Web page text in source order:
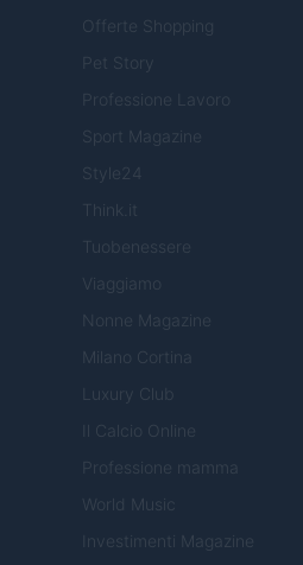
Offerte Shopping
Pet Story
Professione Lavoro
Sport Magazine
Style24
Think.it
Tuobenessere
Viaggiamo
Nonne Magazine
Milano Cortina
Luxury Club
Il Calcio Online
Professione mamma
World Music
Investimenti Magazine